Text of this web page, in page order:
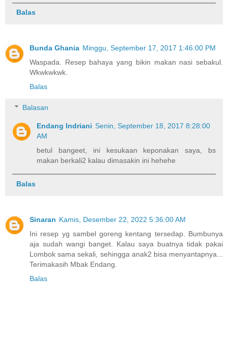
Balas
Bunda Ghania Minggu, September 17, 2017 1:46:00 PM
Waspada. Resep bahaya yang bikin makan nasi sebakul.
Wkwkwkwk.
Balas
Balasan
Endang Indriani Senin, September 18, 2017 8:28:00
AM
betul bangeet, ini kesukaan keponakan saya, bs
makan berkali2 kalau dimasakin ini hehehe
Balas
Sinaran Kamis, Desember 22, 2022 5:36:00 AM
Ini resep yg sambel goreng kentang tersedap. Bumbunya
aja sudah wangi banget. Kalau saya buatnya tidak pakai
Lombok sama sekali, sehingga anak2 bisa menyantapnya...
Terimakasih Mbak Endang.
Balas